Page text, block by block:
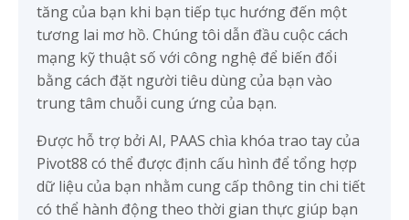
tăng của bạn khi bạn tiếp tục hướng đến một
tương lai mơ hồ. Chúng tôi dẫn đầu cuộc cách
mạng kỹ thuật số với công nghệ để biến đổi
bằng cách đặt người tiêu dùng của bạn vào
trung tâm chuỗi cung ứng của bạn.
Được hỗ trợ bởi AI, PAAS chìa khóa trao tay của
Pivot88 có thể được định cấu hình để tổng hợp
dữ liệu của bạn nhằm cung cấp thông tin chi tiết
có thể hành động theo thời gian thực giúp bạn